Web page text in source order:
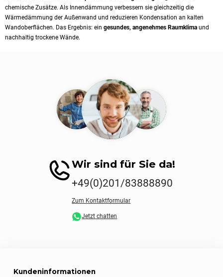
chemische Zusätze. Als Innendämmung verbessern sie gleichzeitig die
Wärmedämmung der Außenwand und reduzieren Kondensation an kalten
Wandoberflächen. Das Ergebnis: ein gesundes, angenehmes Raumklima und
nachhaltig trockene Wände.
Wir sind für Sie da!
+49(0)201/83888890
Zum Kontaktformular
Jetzt chatten
Kundeninformationen